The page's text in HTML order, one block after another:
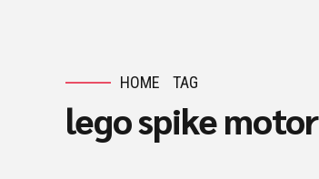
HOME TAG
lego spike motor